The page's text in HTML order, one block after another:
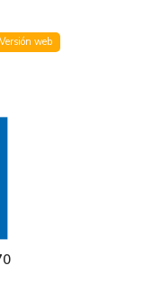
Versión web